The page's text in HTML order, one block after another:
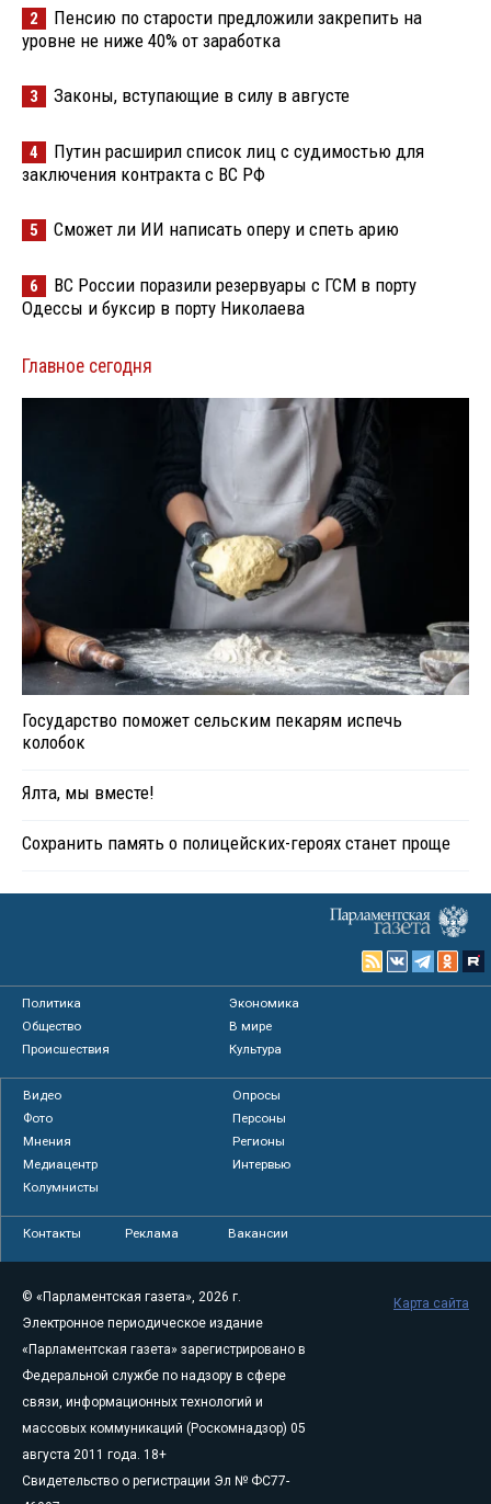
2
Пенсию по старости предложили закрепить на
уровне не ниже 40% от заработка
3 Законы, вступающие в силу в августе
4
Путин расширил список лиц с судимостью для
заключения контракта с ВС РФ
5 Сможет ли ИИ написать оперу и спеть арию
6
ВС России поразили резервуары с ГСМ в порту
Одессы и буксир в порту Николаева
Главное сегодня
Государство поможет сельским пекарям испечь
колобок
Ялта, мы вместе!
Сохранить память о полицейских-героях станет проще
Политика
Экономика
Общество
В мире
Происшествия
Культура
Видео
Опросы
Фото
Персоны
Мнения
Регионы
Медиацентр
Интервью
Колумнисты
Контакты Реклама Вакансии
© «Парламентская газета», 2026 г.
Электронное периодическое издание
«Парламентская газета» зарегистрировано в
Федеральной службе по надзору в сфере
связи, информационных технологий и
массовых коммуникаций (Роскомнадзор) 05
августа 2011 года. 18+
Свидетельство о регистрации Эл № ФС77-
Карта сайта